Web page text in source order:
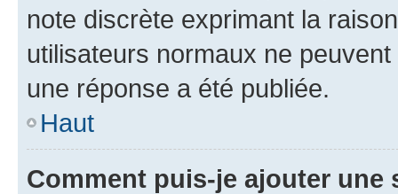
note discrète exprimant la
utilisateurs normaux ne
une réponse a été publiée.
Haut
Comment puis-je ajouter une